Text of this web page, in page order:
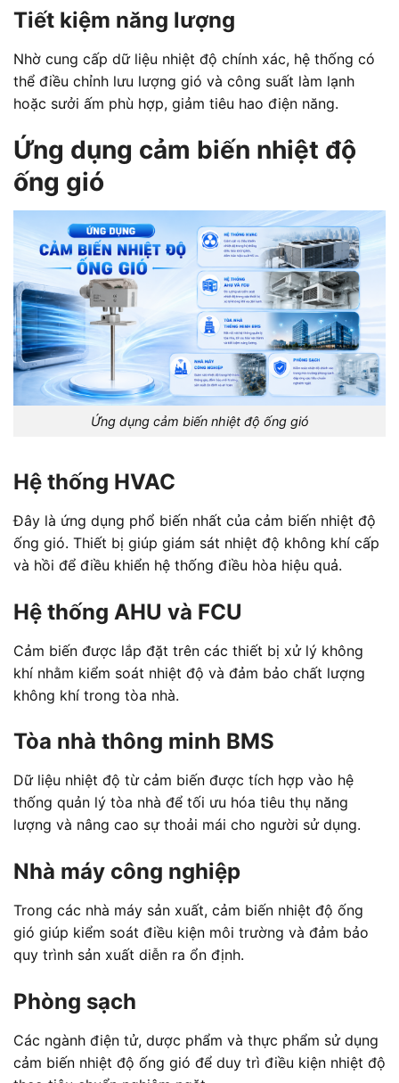
Tiết kiệm năng lượng
Nhờ cung cấp dữ liệu nhiệt độ chính xác, hệ thống có
thể điều chỉnh lưu lượng gió và công suất làm lạnh
hoặc sưởi ấm phù hợp, giảm tiêu hao điện năng.
Ứng dụng cảm biến nhiệt độ
ống gió
Ứng dụng cảm biến nhiệt độ ống gió
Hệ thống HVAC
Đây là ứng dụng phổ biến nhất của cảm biến nhiệt độ
ống gió. Thiết bị giúp giám sát nhiệt độ không khí cấp
và hồi để điều khiển hệ thống điều hòa hiệu quả.
Hệ thống AHU và FCU
Cảm biến được lắp đặt trên các thiết bị xử lý không
khí nhằm kiểm soát nhiệt độ và đảm bảo chất lượng
không khí trong tòa nhà.
Tòa nhà thông minh BMS
Dữ liệu nhiệt độ từ cảm biến được tích hợp vào hệ
thống quản lý tòa nhà để tối ưu hóa tiêu thụ năng
lượng và nâng cao sự thoải mái cho người sử dụng.
Nhà máy công nghiệp
Trong các nhà máy sản xuất, cảm biến nhiệt độ ống
gió giúp kiểm soát điều kiện môi trường và đảm bảo
quy trình sản xuất diễn ra ổn định.
Phòng sạch
Các ngành điện tử, dược phẩm và thực phẩm sử dụng
cảm biến nhiệt độ ống gió để duy trì điều kiện nhiệt độ